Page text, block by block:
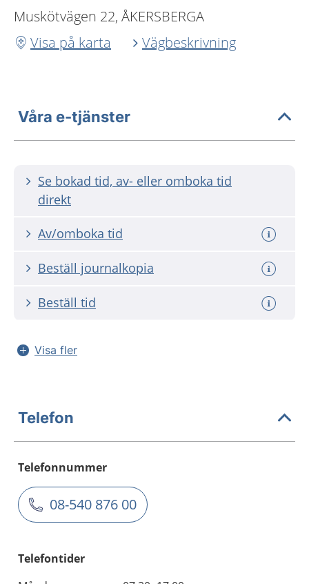
Muskötvägen 22, ÅKERSBERGA
Visa på karta
Vägbeskrivning
Våra e-tjänster
Se bokad tid, av- eller omboka tid
direkt
Av/omboka tid
Beställ journalkopia
Beställ tid
Visa fler
Telefon
Telefonnummer
08-540 876 00
Telefontider